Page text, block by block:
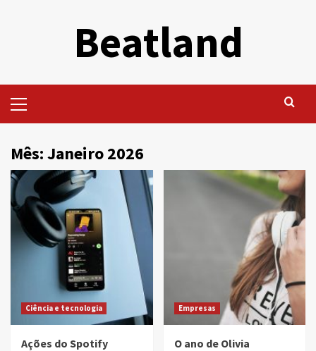
Beatland
Menu
Mês:Janeiro 2026
Ciência e tecnologia
Ações do Spotify
Empresas
O ano de Olivia